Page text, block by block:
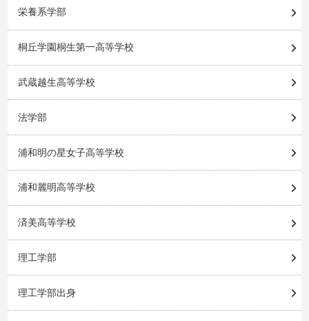
栄養系学部
桐丘学園桐生第一高等学校
武蔵越生高等学校
法学部
浦和明の星女子高等学校
浦和麗明高等学校
済美高等学校
理工学部
理工学部出身